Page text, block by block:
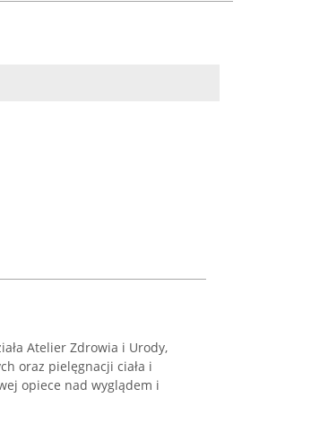
Atelier Zdrowia i Urody,
oraz pielęgnacji ciała i
opiece nad wyglądem i